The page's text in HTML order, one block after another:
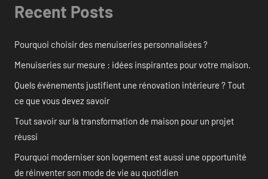
Recent Posts
Pourquoi choisir des menuiseries personnalisées ?
Menuiseries sur mesure : idées inspirantes pour votre maison.
Quels événements justifient une rénovation intérieure ? Tout
ce que vous devez savoir
Tout savoir sur la transformation de maison pour un projet
réussi
Pourquoi moderniser son logement est aussi une opportunité
de réinventer son mode de vie au quotidien